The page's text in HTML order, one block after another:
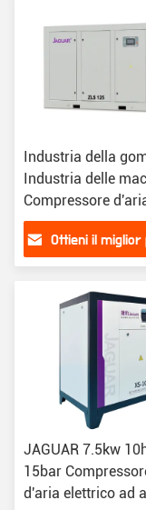
Industria della
Industria delle
Compressore
con capacità di
15,5 M3/min
Ottieni il miglior
JAGUAR 7.5kw
15bar
d'aria elettrico ad